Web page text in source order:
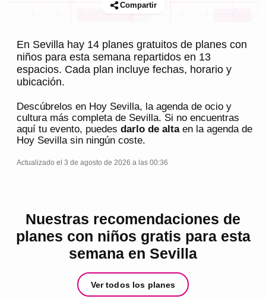
Compartir
En Sevilla hay 14 planes gratuitos de planes con
niños para esta semana repartidos en 13
espacios. Cada plan incluye fechas, horario y
ubicación.
Descúbrelos en Hoy Sevilla, la agenda de ocio y
cultura más completa de Sevilla. Si no encuentras
aquí tu evento, puedes darlo de altaen la agenda de
Hoy Sevillasin ningún coste.
Actualizado el 3 de agosto de 2026 a las 00:36
Nuestras recomendaciones de
planes con niños gratis para esta
semana en Sevilla
Ver todos los planes